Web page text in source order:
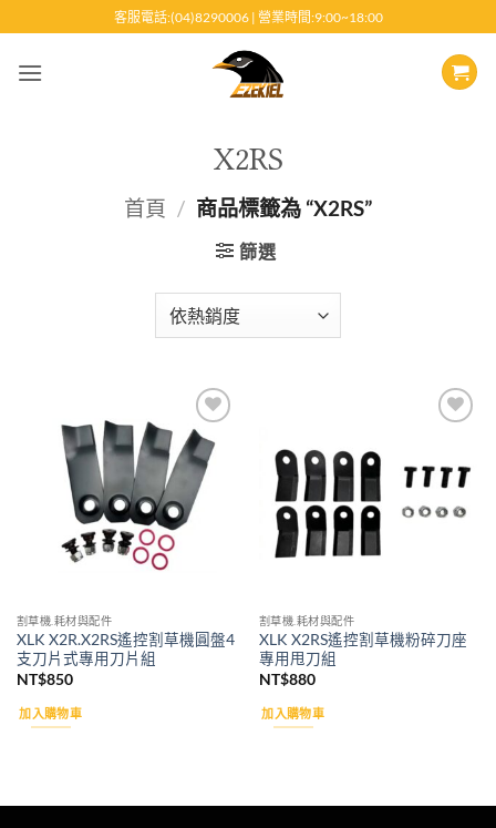
至
客服電話:(04)8290006 | 營業時間:9:00~18:00
X2RS
首頁 / 商品標籤為 “X2RS”
篩選
Add to
wishlist
割草機.耗材與配件
XLK X2R.X2RS遙控割草機圓盤4
支刀片式專用刀片組
NT$850
加入購物車
割草機.耗材與配件
XLK X2RS遙控割草機粉碎刀座
專用甩刀組
NT$880
加入購物車